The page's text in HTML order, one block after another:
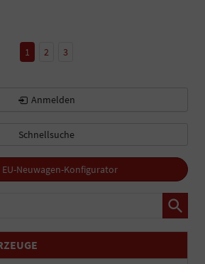
1 2 3
Anmelden
Schnellsuche
EU-Neuwagen-Konfigurator